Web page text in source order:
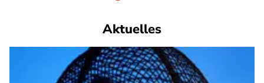
Aktuelles